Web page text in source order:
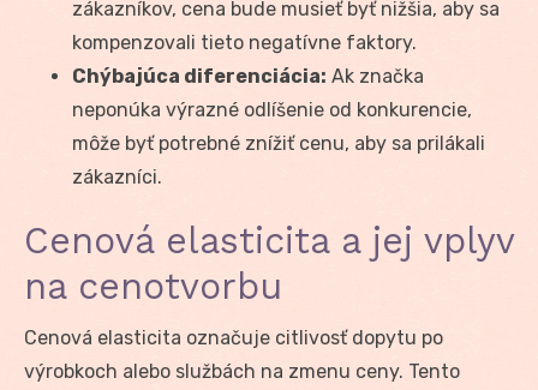
zákazníkov, cena bude musieť byť nižšia, aby sa
kompenzovali tieto negatívne faktory.
Chýbajúca diferenciácia: Ak značka
neponúka výrazné odlíšenie od konkurencie,
môže byť potrebné znížiť cenu, aby sa prilákali
zákazníci.
Cenová elasticita a jej vplyv
na cenotvorbu
Cenová elasticita označuje citlivosť dopytu po
výrobkoch alebo službách na zmenu ceny. Tento